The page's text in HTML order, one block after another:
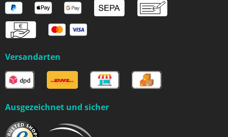
Versandarten
Ausgezeichnet und sicher